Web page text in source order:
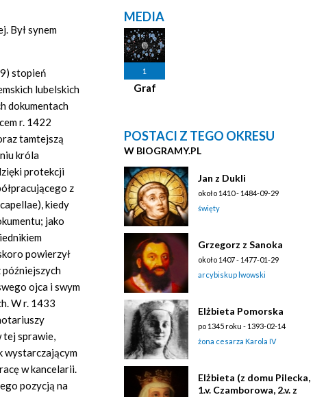
Był synem
stopień
lubelskich
dokumentach
r. 1422
tamtejszą
króla
protekcji
z
kiedy
jako
powierzył
późniejszych
ojca i swym
W r. 1433
tej sprawie,
wystarczającym
w kancelarii.
pozycją na
MEDIA
1
Graf
POSTACI Z TEGO OKRESU
W BIOGRAMY.PL
Jan z Dukli
około 1410 - 1484-09-29
święty
Grzegorz z Sanoka
około 1407 - 1477-01-29
arcybiskup lwowski
Elżbieta Pomorska
po 1345 roku - 1393-02-14
żona cesarza Karola IV
Elżbieta (z domu Pilecka,
1.v. Czamborowa, 2.v. z